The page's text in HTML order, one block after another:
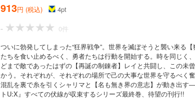
913円 (税込) 4pt
-
0件
ついに勃発してしまった“狂界戦争”。世界を滅ぼそうと襲い来る【
たちを食い止めるべく、勇者たちは行動を開始する。時を同じく
どまで敵であったはずの【再誕の制錬者】レイと共闘し、この未
かう。それぞれが、それぞれの場所で己の大事な世界を守るべく
混乱を裏で糸を引くシャリマと【名も無き界の意志】が動き出
トU:X』すべての伏線が収束するシリーズ最終巻、待望の刊行!!